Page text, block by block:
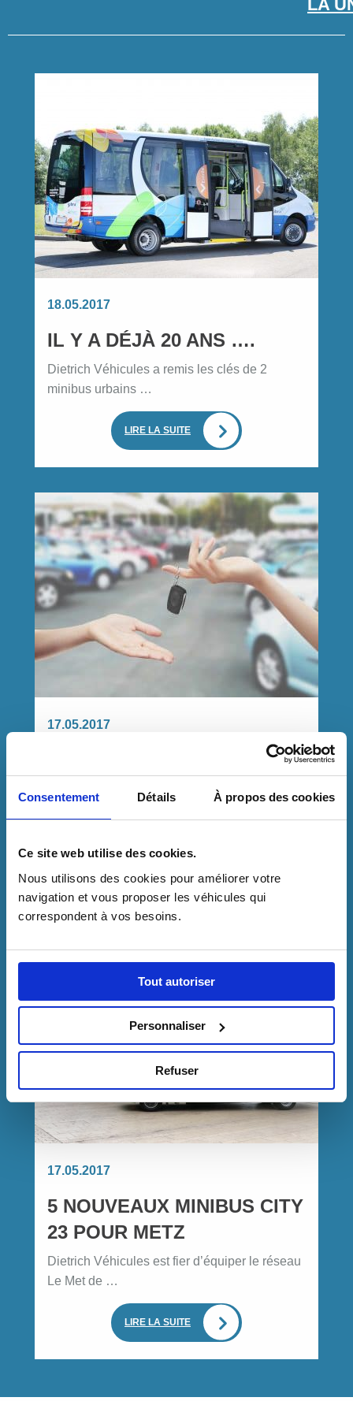
Consentement Détails À propos des cookies
Ce site web utilise des cookies.
Nous utilisons des cookies pour améliorer votre
navigation et vous proposer les véhicules qui
correspondent à vos besoins.
Tout autoriser
Personnaliser
Refuser
ACTUALITÉS
LA
18.05.2017
IL Y A DÉJÀ 20 ANS ….
Dietrich Véhicules a remis les clés de 2
minibus urbains …
LIRE LA SUITE
17.05.2017
LOUEZ UN MINIBUS CHEZ
DIETRICH VÉHICULES
LIRE LA SUITE
17.05.2017
5 NOUVEAUX MINIBUS CITY
23 POUR METZ
Dietrich Véhicules est fier d’équiper le réseau
Le Met de …
LIRE LA SUITE